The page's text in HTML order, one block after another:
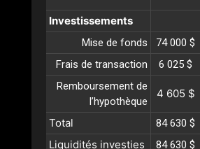
Investissements
Mise de fonds 74 000 $
Frais de transaction
6 025 $
Remboursement de
l’hypothèque
4 605 $
Total 84 630 $
Liquidités investies 84 630 $